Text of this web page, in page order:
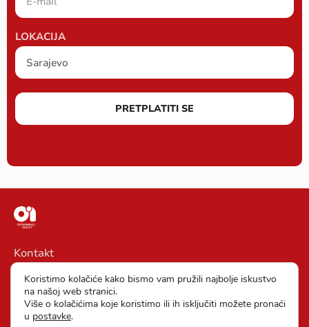
LOKACIJA
PRETPLATITI SE
Kontakt
Impressum
Opšti uslovi poslovanja
Koristimo kolačiće kako bismo vam pružili najbolje iskustvo
na našoj web stranici.
Više o kolačićima koje koristimo ili ih isključiti možete pronaći
u postavke.